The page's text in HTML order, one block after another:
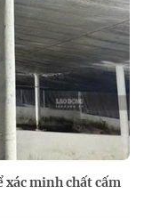
xác minh chất cấm